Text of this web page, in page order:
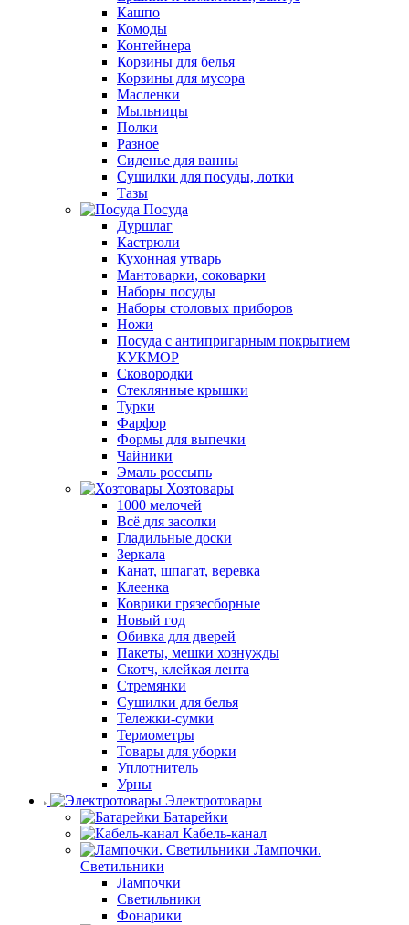
Кашпо
Комоды
Контейнера
Корзины для белья
Корзины для мусора
Масленки
Мыльницы
Полки
Разное
Сиденье для ванны
Сушилки для посуды, лотки
Тазы
Посуда
Дуршлаг
Кастрюли
Кухонная утварь
Мантоварки, соковарки
Наборы посуды
Наборы столовых приборов
Ножи
Посуда с антипригарным покрытием
КУКМОР
Сковородки
Стеклянные крышки
Турки
Фарфор
Формы для выпечки
Чайники
Эмаль россыпь
Хозтовары
1000 мелочей
Всё для засолки
Гладильные доски
Зеркала
Канат, шпагат, веревка
Клеенка
Коврики грязесборные
Новый год
Обивка для дверей
Пакеты, мешки хознужды
Скотч, клейкая лента
Стремянки
Сушилки для белья
Тележки-сумки
Термометры
Товары для уборки
Уплотнитель
Урны
Электротовары
Батарейки
Кабель-канал
Лампочки.
Светильники
Лампочки
Светильники
Фонарики